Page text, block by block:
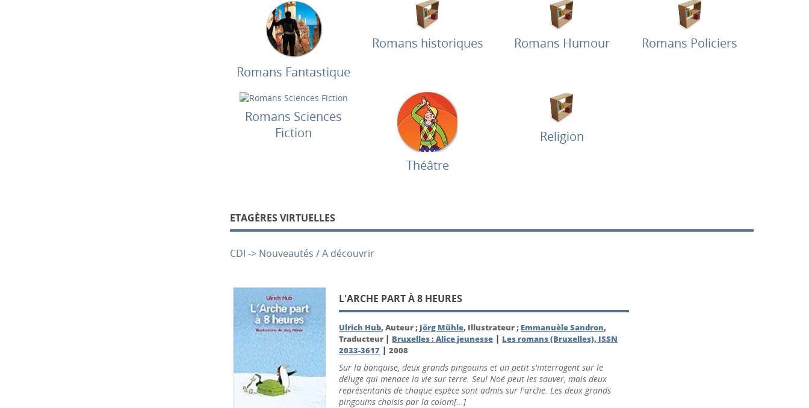
Romans Fantastique
Romans historiques Romans Humour Romans Policiers
Romans Sciences
Fiction
Théâtre
Religion
ETAGÈRES VIRTUELLES
CDI -> Nouveautés / A découvrir
L'ARCHE PART À 8 HEURES
Ulrich Hub, Auteur ; Jörg Mühle, Illustrateur ; Emmanuèle Sandron,
Traducteur | Bruxelles : Alice jeunesse | Les romans (Bruxelles), ISSN
2033-3617 |2008
Sur la banquise, deux grands pingouins et un petit s'interrogent sur le
déluge qui menace la vie sur terre. Seul Noé peut les sauver, mais deux
représentants de chaque espèce sont admis sur l'arche. Les deux grands
pingouins choisis par la colom[...]